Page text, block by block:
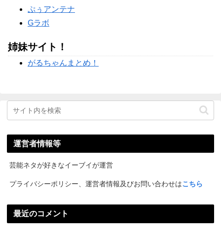
ぷぅアンテナ
Gラボ
姉妹サイト！
がるちゃんまとめ！
運営者情報等
芸能ネタが好きなイーブイが運営
プライバシーポリシー、運営者情報及びお問い合わせはこちら
最近のコメント